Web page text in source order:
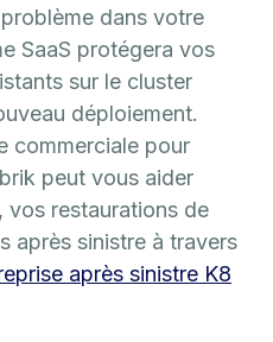
dans votre
SaaS protégera vos
sur le cluster
déploiement.
commerciale pour
peut vous aider
vos restaurations de
après sinistre à travers
après sinistre K8